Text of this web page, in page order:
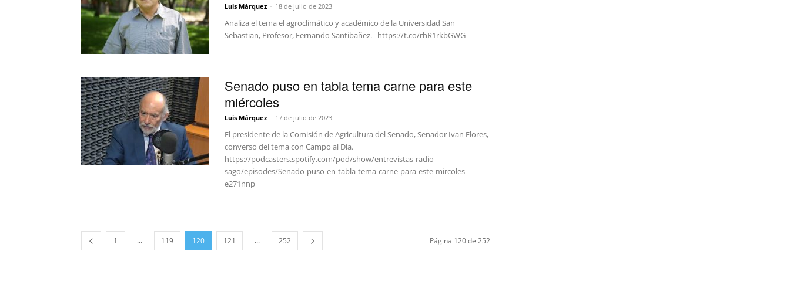
Luis Márquez - 18 de julio de 2023
Analiza el tema el agroclimático y académico de la Universidad San
Sebastian, Profesor, Fernando Santibañez. https://t.co/rhR1rkbGWG
Senado puso en tabla tema carne para este
miércoles
Luis Márquez - 17 de julio de 2023
El presidente de la Comisión de Agricultura del Senado, Senador Ivan Flores,
converso del tema con Campo al Día.
https://podcasters.spotify.com/pod/show/entrevistas-radio-
sago/episodes/Senado-puso-en-tabla-tema-carne-para-este-mircoles-
e271nnp
1 ... 119 120 121 ... 252 Página 120 de 252